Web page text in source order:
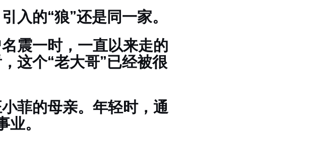
入的“狼”还是同一家。
震一时，一直以来走的
这个“老大哥”已经被很
菲的母亲。年轻时，通
。